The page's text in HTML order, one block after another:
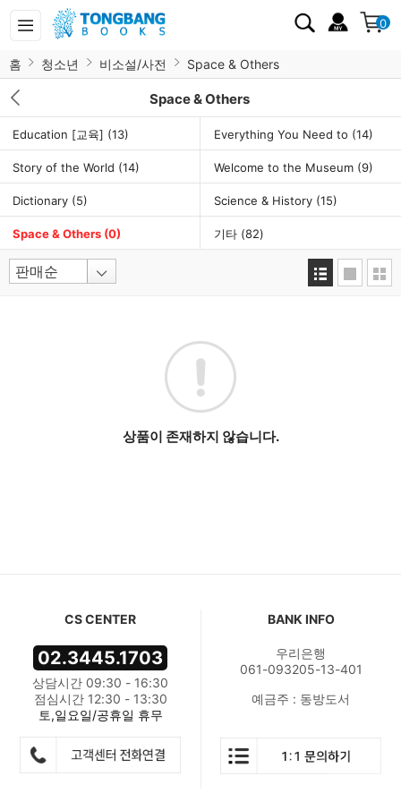
0
홈 청소년 비소설/사전 Space & Others
Space & Others
Education [교육] (13) Everything You Need to (14)
Story of the World (14) Welcome to the Museum (9)
Dictionary (5) Science & History (15)
Space & Others (0) 기타 (82)
상품이 존재하지 않습니다.
CS CENTER
02.3445.1703
상담시간 09:30 - 16:30
점심시간 12:30 - 13:30
토,일요일/공휴일 휴무
BANK INFO
우리은행
061-093205-13-401
예금주 : 동방도서